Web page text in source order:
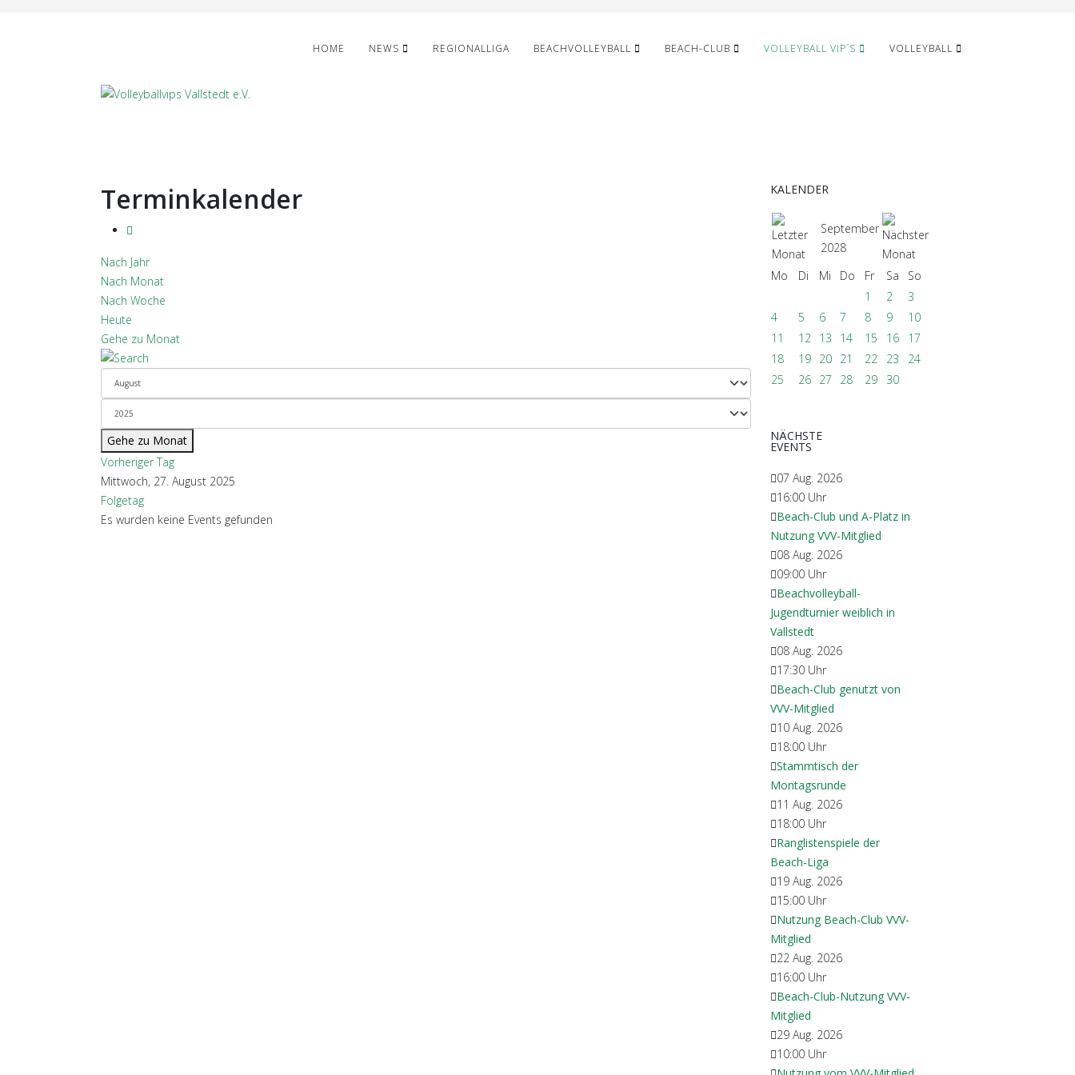
HOME NEWS REGIONALLIGA BEACHVOLLEYBALL BEACH-CLUB VOLLEYBALL VIP´S VOLLEYBALL
Terminkalender
Nach Jahr
Nach Monat
Nach Woche
Heute
Gehe zu Monat
Gehe zu Monat
Vorheriger Tag
Mittwoch, 27. August 2025
Folgetag
Es wurden keine Events gefunden
KALENDER
September
2028
Mo
Di Mi Do Fr Sa
So
1
2
3
4
5 6 7 8 9
10
11
12 13 14 15 16
17
18
19 20 21 22 23
24
25
26 27 28 29 30
NÄCHSTE
EVENTS
07 Aug. 2026
16:00 Uhr
Beach-Club und A-Platz in
Nutzung VVV-Mitglied
08 Aug. 2026
09:00 Uhr
Beachvolleyball-
Jugendturnier weiblich in
Vallstedt
08 Aug. 2026
17:30 Uhr
Beach-Club genutzt von
VVV-Mitglied
10 Aug. 2026
18:00 Uhr
Stammtisch der
Montagsrunde
11 Aug. 2026
18:00 Uhr
Ranglistenspiele der
Beach-Liga
19 Aug. 2026
15:00 Uhr
Nutzung Beach-Club VVV-
Mitglied
22 Aug. 2026
16:00 Uhr
Beach-Club-Nutzung VVV-
Mitglied
29 Aug. 2026
10:00 Uhr